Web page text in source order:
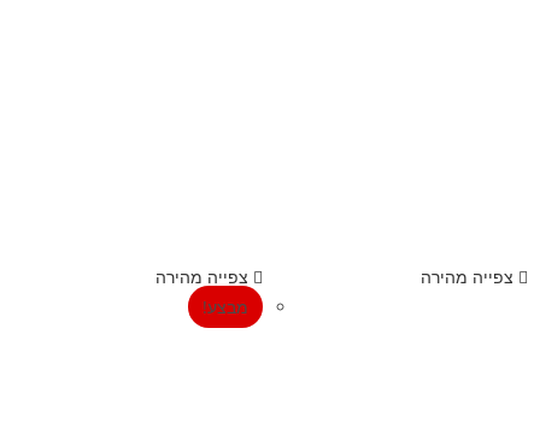
צפייה מהירה
צפייה מהירה
מבצע!